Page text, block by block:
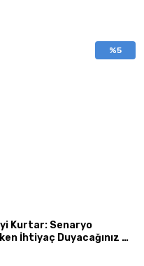
%5
Kurtar: Senaryo
İhtiyaç Duyacağınız O